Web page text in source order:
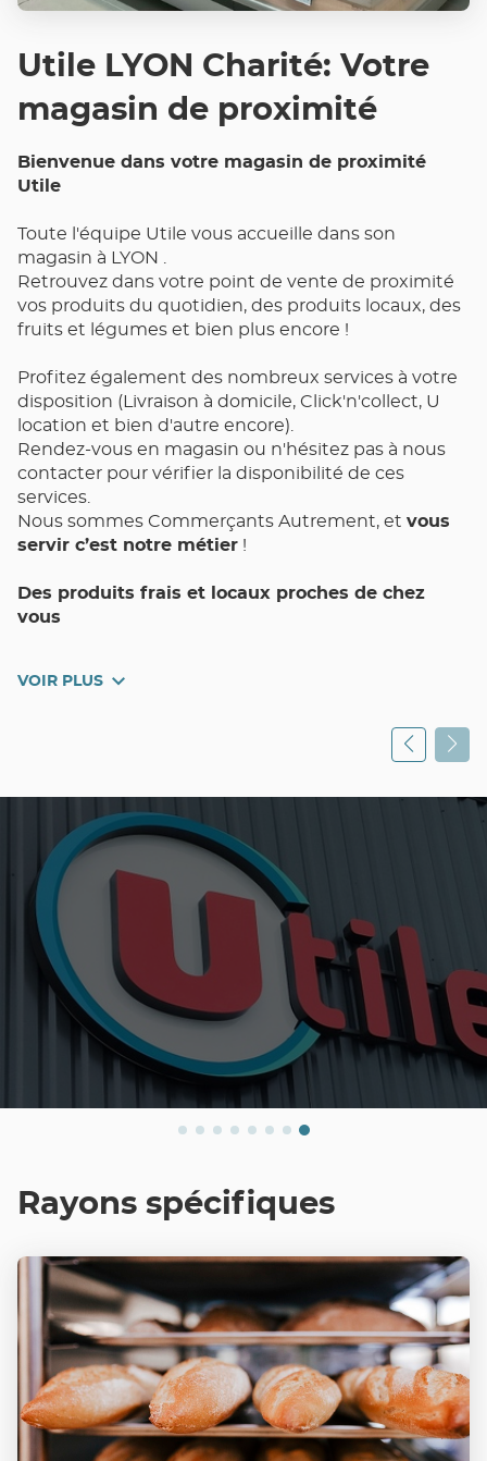
Utile LYON Charité: Votre
magasin de proximité
Bienvenue dans votre magasin de proximité
Utile
Toute l'équipe Utile vous accueille dans son
magasin à LYON .
Retrouvez dans votre point de vente de proximité
vos produits du quotidien, des produits locaux, des
fruits et légumes et bien plus encore !
Profitez également des nombreux services à votre
disposition (Livraison à domicile, Click'n'collect, U
location et bien d'autre encore).
Rendez-vous en magasin ou n'hésitez pas à nous
contacter pour vérifier la disponibilité de ces
services.
Nous sommes Commerçants Autrement, et vous
servir c’est notre métier !
Des produits frais et locaux proches de chez
vous
toute son équipe met un point d’honneur à vous
VOIR PLUS
Rayons spécifiques